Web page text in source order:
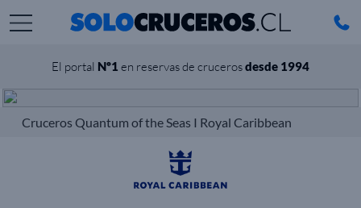
El portal Nº1 en reservas de crucerosdesde 1994
Cruceros Quantum of the Seas I Royal Caribbean